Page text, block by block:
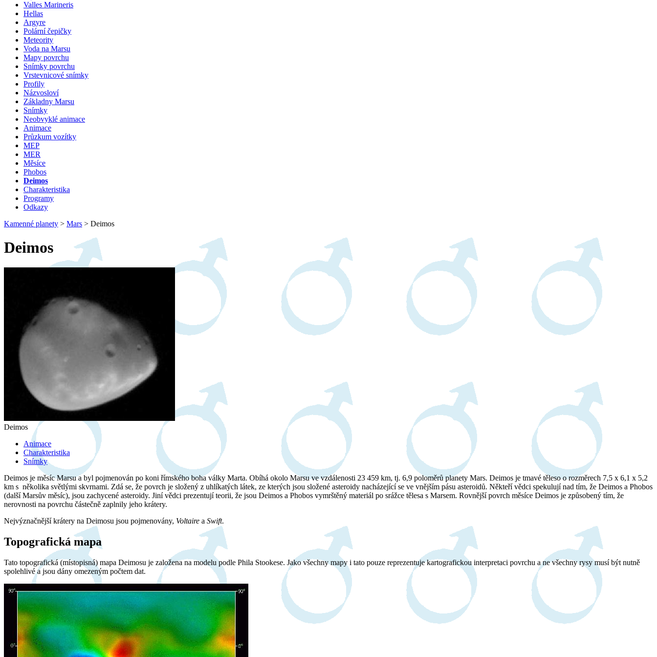
Valles Marineris
Hellas
Argyre
Polární čepičky
Meteority
Voda na Marsu
Mapy povrchu
Snímky povrchu
Vrstevnicové snímky
Profily
Názvosloví
Základny Marsu
Snímky
Neobvyklé animace
Animace
Průzkum vozítky
MEP
MER
Měsíce
Phobos
Deimos
Charakteristika
Programy
Odkazy
Kamenné planety > Mars > Deimos
Deimos
Deimos
Animace
Charakteristika
Snímky
Deimos je měsíc Marsu a byl pojmenován po koni římského boha války Marta. Obíhá okolo Marsu ve vzdálenosti 23 459 km, tj. 6,9 poloměrů planety Mars. Deimos je tmavé těleso o rozměrech 7,5 x 6,1 x 5,2
km s několika světlými skvrnami. Zdá se, že povrch je složený z uhlíkatých látek, ze kterých jsou složené asteroidy nacházející se ve vnějším pásu asteroidů. Někteří vědci spekulují nad tím, že Deimos a Phobos
(další Marsův měsíc), jsou zachycené asteroidy. Jiní vědci prezentují teorii, že jsou Deimos a Phobos vymrštěný materiál po srážce tělesa s Marsem. Rovnější povrch měsíce Deimos je způsobený tím, že
nerovnosti na povrchu částečně zaplnily jeho krátery.
Nejvýznačnější krátery na Deimosu jsou pojmenovány, Voltaire a Swift.
Topografická mapa
Tato topografická (místopisná) mapa Deimosu je založena na modelu podle Phila Stookese. Jako všechny mapy i tato pouze reprezentuje kartografickou interpretaci povrchu a ne všechny rysy musí být nutně
spolehlivé a jsou dány omezeným počtem dat.